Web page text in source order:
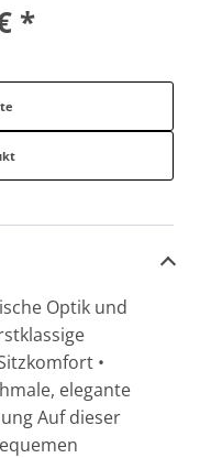
*
Optik und
•
elegante
Auf dieser